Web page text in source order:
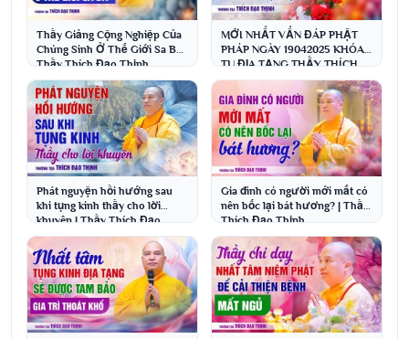
Thầy Giảng Cộng Nghiệp Của
Chúng Sinh Ở Thế Giới Sa Bà |
Thầy Thích Đạo Thịnh
MỚI NHẤT VẤN ĐÁP PHẬT
PHÁP NGÀY 19042025 KHÓA
TU ĐỊA TẠNG THẦY THÍCH
ĐẠO THỊNH
Phát nguyện hồi hướng sau
khi tụng kinh thầy cho lời
khuyên | Thầy Thích Đạo
Thịnh
Gia đình có người mới mất có
nên bốc lại bát hương? | Thầy
Thích Đạo Thịnh